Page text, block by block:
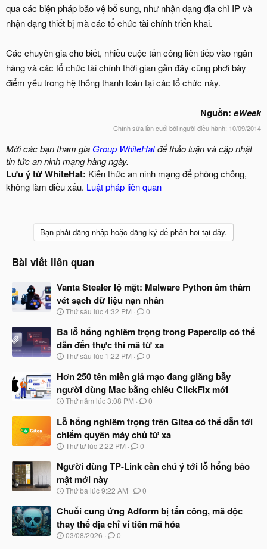
qua các biện pháp bảo vệ bổ sung, như nhận dạng địa chỉ IP và
nhận dạng thiết bị mà các tổ chức tài chính triển khai.
Các chuyên gia cho biết, nhiều cuộc tấn công liên tiếp vào ngân
hàng và các tổ chức tài chính thời gian gần đây cũng phơi bày
điểm yếu trong hệ thống thanh toán tại các tổ chức này.
Nguồn: eWeek
Chỉnh sửa lần cuối bởi người điều hành: 10/09/2014
Mời các bạn tham gia Group WhiteHatđể thảo luận và cập nhật
tin tức an ninh mạng hàng ngày.
Lưu ý từ WhiteHat: Kiến thức an ninh mạng để phòng chống,
không làm điều xấu. Luật pháp liên quan
Bạn phải đăng nhập hoặc đăng ký để phản hồi tại đây.
Bài viết liên quan
Vanta Stealer lộ mặt: Malware Python âm thầm
vét sạch dữ liệu nạn nhân
N
à
y
b
ắ
đ
ầ
u
Thứ sáu lúc 4:32 PM 0
Ba lỗ hổng nghiêm trọng trong Paperclip có thể
dẫn đến thực thi mã từ xa
N
à
b
ắ
đ
ầ
u
Thứ sáu lúc 1:22 PM 0
Hơn 250 tên miền giả mạo đang giăng bẫy
người dùng Mac bằng chiêu ClickFix mới
N
à
y
b
ắ
đ
ầ
u
Thứ năm lúc 3:08 PM 0
Lỗ hổng nghiêm trọng trên Gitea có thể dẫn tới
chiếm quyền máy chủ từ xa
N
à
y
b
ắ
đ
ầ
u
Thứ tư lúc 2:22 PM 0
Người dùng TP-Link cần chú ý tới lỗ hổng bảo
mật mới này
N
à
b
ắ
Thứ ba lúc 9:22 AM 0
Chuỗi cung ứng Adform bị tấn công, mã độc
thay thế địa chỉ ví tiền mã hóa
N
03/08/2026 0